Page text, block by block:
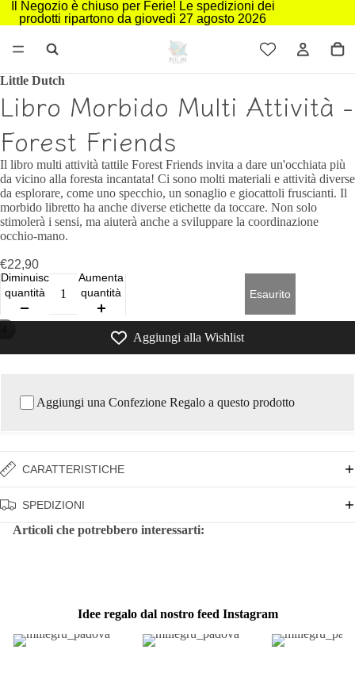
Il Negozio è chiuso per Ferie! Le spedizioni dei
prodotti ripartono da giovedì 27 agosto 2026
Little Dutch
Libro Morbido Multi Attività -
Forest Friends
Il libro multi attività tattile Forest Friends invita a dare un'occhiata più
da vicino alla foresta incantata! Ci sono molti materiali e attività diverse
da esplorare, come uno specchio, un sonaglio e giocattoli fruscianti. Il
morbido libretto ha anche diverse etichette da toccare. Non solo
stimolerà i sensi, ma aiuterà anche a sviluppare la coordinazione
occhio-mano.
€22,90
Diminuisci
quantità
Aumenta
quantità
Esaurito
Aggiungi alla Wishlist
Aggiungi una Confezione Regalo a questo prodotto
CARATTERISTICHE
SPEDIZIONI
Articoli che potrebbero interessarti:
Idee regalo dal nostro feed Instagram